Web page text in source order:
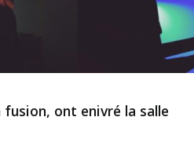
ont enivré la salle